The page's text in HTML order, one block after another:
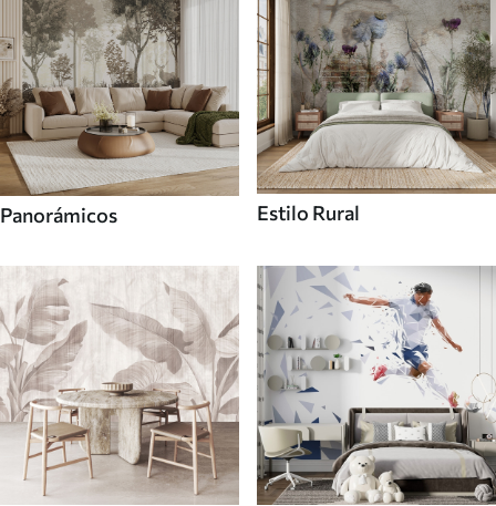
Panorámicos Estilo Rural